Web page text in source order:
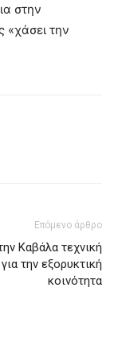
στην
«χάσει την
Επόμενο άρθρο
Καβάλα τεχνική
την εξορυκτική
κοινότητα